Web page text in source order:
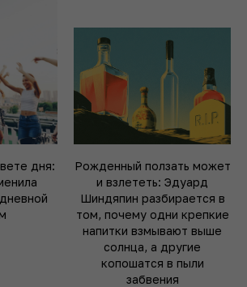
дня:
Рожденный ползать может
и взлететь: Эдуард
Шиндяпин разбирается в
том, почему одни крепкие
напитки взмывают выше
солнца, а другие
копошатся в пыли
забвения